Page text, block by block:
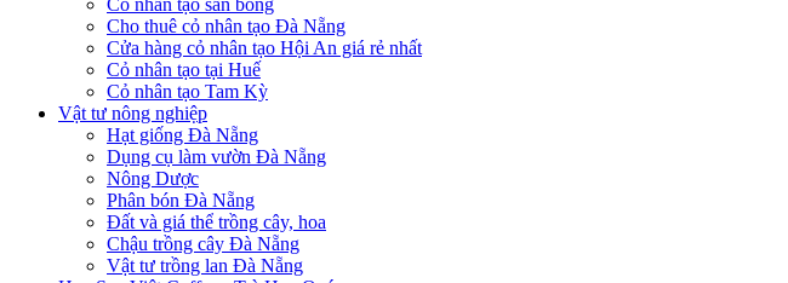
Cỏ nhân tạo sân bóng
Cho thuê cỏ nhân tạo Đà Nẵng
Cửa hàng cỏ nhân tạo Hội An giá rẻ nhất
Cỏ nhân tạo tại Huế
Cỏ nhân tạo Tam Kỳ
Vật tư nông nghiệp
Hạt giống Đà Nẵng
Dụng cụ làm vườn Đà Nẵng
Nông Dược
Phân bón Đà Nẵng
Đất và giá thể trồng cây, hoa
Chậu trồng cây Đà Nẵng
Vật tư trồng lan Đà Nẵng